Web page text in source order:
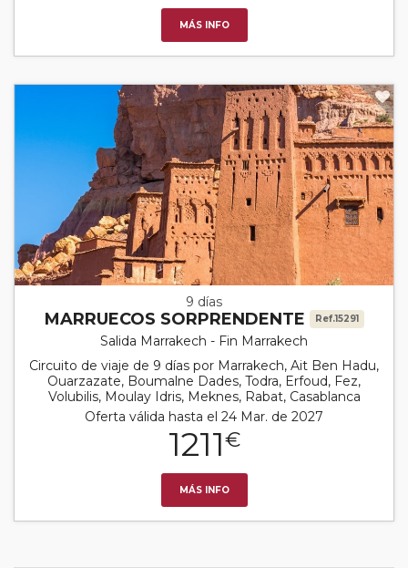
MÁS INFO
9 días
MARRUECOS SORPRENDENTE Ref.15291
Salida Marrakech - Fin Marrakech
Circuito de viaje de 9 días por Marrakech, Ait Ben Hadu,
Ouarzazate, Boumalne Dades, Todra, Erfoud, Fez,
Volubilis, Moulay Idris, Meknes, Rabat, Casablanca
Oferta válida hasta el 24 Mar. de 2027
1211€
MÁS INFO